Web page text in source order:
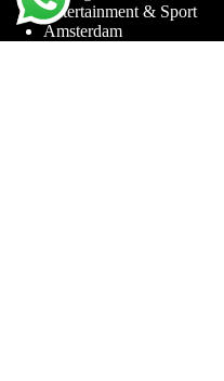
Entertainment & Sport
Amsterdam